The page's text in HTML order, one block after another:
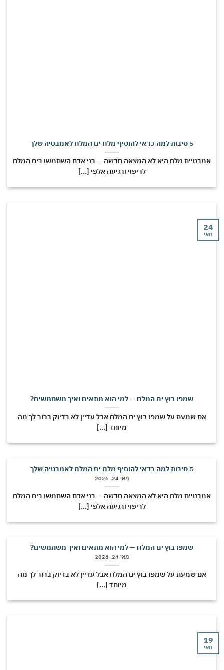
מלח היא לא המצאה חדשה — בני אדם השתמשו בים המלח
לריפוי ורגיעה אלפי [...]
שמפו בוץ ים המלח — למי הוא מתאים ואיך משתמשים?
אם שמעת על שמפו בוץ ים המלח אבל עדיין לא בדיוק ברור לך מה
מיוחד [...]
מלח היא לא המצאה חדשה — בני אדם השתמשו בים המלח
לריפוי ורגיעה אלפי [...]
שמפו בוץ ים המלח — למי הוא מתאים ואיך משתמשים?
אם שמעת על שמפו בוץ ים המלח אבל עדיין לא בדיוק ברור לך מה
מיוחד [...]